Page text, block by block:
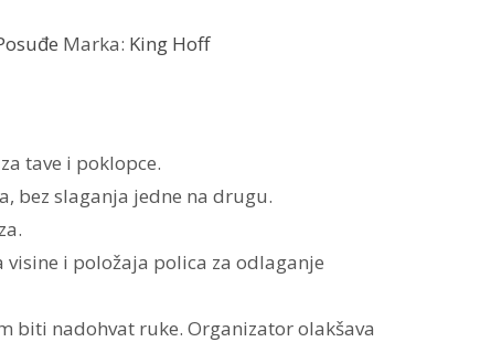
Marka: King Hoff
tave i poklopce.
bez slaganja jedne na drugu.
visine i položaja polica za odlaganje
biti nadohvat ruke. Organizator olakšava